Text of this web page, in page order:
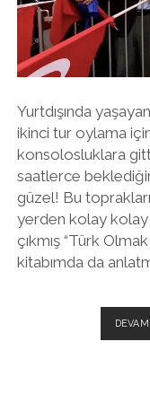
Yurtdışında
ikinci tur oylama
konsolosluklara
saatlerce
güzel! Bu
yerden kolay kolay
çıkmış “Türk
kitabımda da